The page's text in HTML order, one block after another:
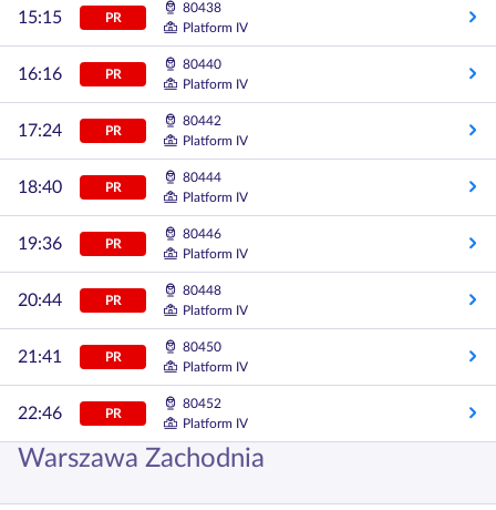
15:15 PR
80438
Platform IV
16:16 PR
80440
Platform IV
17:24 PR
80442
Platform IV
18:40 PR
80444
Platform IV
19:36 PR
80446
Platform IV
20:44 PR
80448
Platform IV
21:41 PR
80450
Platform IV
22:46 PR
80452
Platform IV
Warszawa Zachodnia